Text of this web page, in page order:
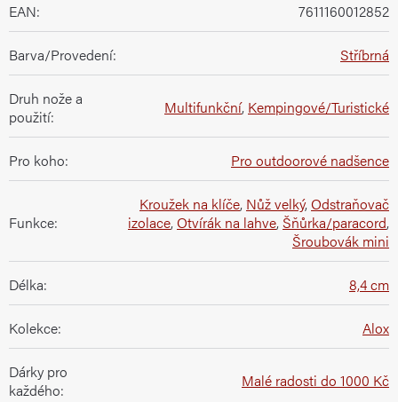
EAN: 7611160012852
Barva/Provedení: Stříbrná
Druh nože a
použití: Multifunkční, Kempingové/Turistické
Pro koho: Pro outdoorové nadšence
Funkce:
Kroužek na klíče, Nůž velký,Odstraňovač
izolace,Otvírák na lahve, Šňůrka/paracord,
Šroubovák mini
Délka: 8,4 cm
Kolekce: Alox
Dárky pro
každého: Malé radosti do 1000 Kč